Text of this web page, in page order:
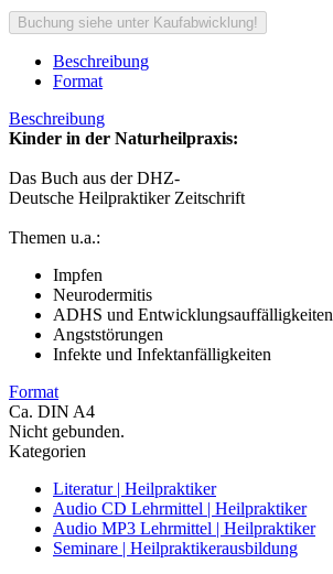
Beschreibung
Format
Beschreibung
Kinder in der Naturheilpraxis:
Das Buch aus der DHZ-
Deutsche Heilpraktiker Zeitschrift
Themen u.a.:
Impfen
Neurodermitis
ADHS und Entwicklungsauffälligkeiten
Angststörungen
Infekte und Infektanfälligkeiten
Format
Ca. DIN A4
Nicht gebunden.
Kategorien
Literatur | Heilpraktiker
Audio CD Lehrmittel | Heilpraktiker
Audio MP3 Lehrmittel | Heilpraktiker
Seminare | Heilpraktikerausbildung